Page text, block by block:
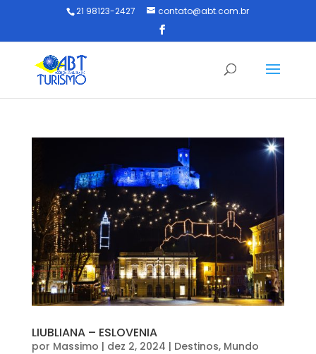
21 98123-2427 contato@abt.com.br
LIUBLIANA – ESLOVENIA
por Massimo | dez 2, 2024 | Destinos, Mundo